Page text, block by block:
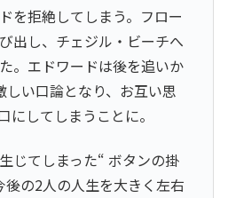
を拒絶してしまう。フロー
出し、チェジル・ビーチへ
。エドワードは後を追いか
しい口論となり、お互い思
にしてしまうことに。
じてしまった“ ボタンの掛
後の2人の人生を大きく左右